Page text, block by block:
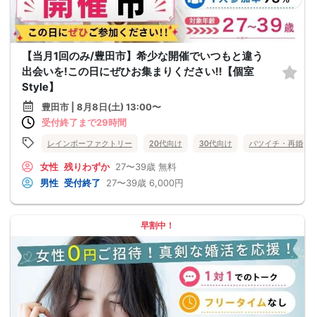
【当月1回のみ/豊田市】希少な開催でいつもと違う
出会いを!この日にぜひお集まりください!!【個室
Style】
豊田市 | 8月8日(土) 13:00〜
受付終了まで29時間
レインボーファクトリー 20代向け 30代向け バツイチ・再婚
女性 残りわずか 27〜39歳 無料
男性 受付終了 27〜39歳 6,000円
早割中！